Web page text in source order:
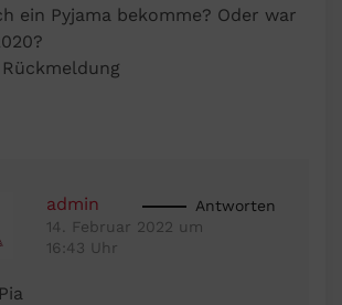
ein Pyjama bekomme? Oder war
admin
14. Februar 2022 um
16:43 Uhr
Antworten